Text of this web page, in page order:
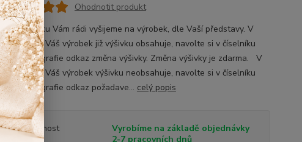
Ohodnotit produkt
Tuto výšivku Vám rádi vyšijeme na výrobek, dle Vaší představy. V
případě, že Váš výrobek již výšivku obsahuje, navolte si v číselníku
vedle fotografie odkaz změna výšivky. Změna výšivky je zdarma. V
případě, že Váš výrobek výšivku neobsahuje, navolte si v číselníku
vedle fotografie odkaz požadave... celý popis
Dostupnost
Vyrobíme na základě objednávky
2-7 pracovních dnů